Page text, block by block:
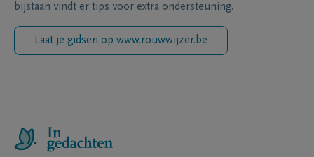
bijstaan vindt er tips voor extra ondersteuning.
Laat je gidsen op www.rouwwijzer.be